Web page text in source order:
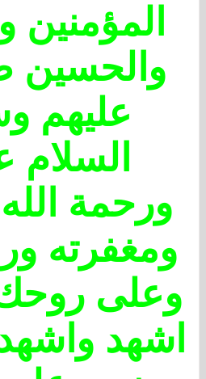
والحسين
عليهم
السلام
ورحمة
ومغفرته
وعلى
اشهد